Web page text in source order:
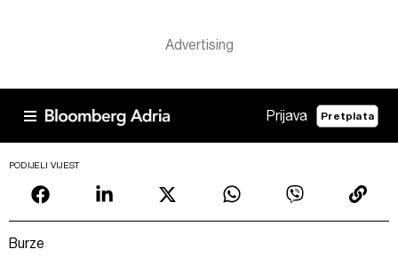
Prijava Pretplata
PODIJELI VIJEST
Burze